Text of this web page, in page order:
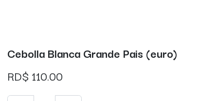
Cebolla Blanca Grande Pais (euro)
RD$ 110.00